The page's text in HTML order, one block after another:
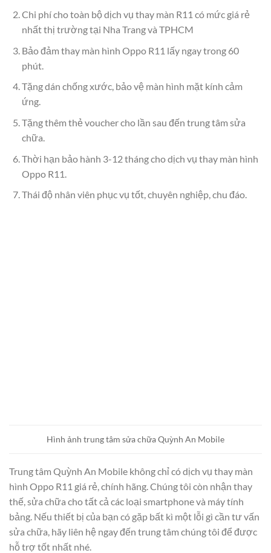
Chi phí cho toàn bộ dịch vụ thay màn R11 có mức giá rẻ
nhất thị trường tại Nha Trang và TPHCM
Bảo đảm thay màn hình Oppo R11 lấy ngay trong 60
phút.
Tặng dán chống xước, bảo vệ màn hình mặt kính cảm
ứng.
Tặng thêm thẻ voucher cho lần sau đến trung tâm sửa
chữa.
Thời hạn bảo hành 3-12 tháng cho dịch vụ thay màn hình
Oppo R11.
Thái độ nhân viên phục vụ tốt, chuyên nghiệp, chu đáo.
Hình ảnh trung tâm sửa chữa Quỳnh An Mobile
Trung tâm Quỳnh An Mobile không chỉ có dịch vụ thay màn
hình Oppo R11 giá rẻ, chính hãng. Chúng tôi còn nhận thay
thế, sửa chữa cho tất cả các loại smartphone và máy tính
bảng. Nếu thiết bị của bạn có gặp bất kì một lỗi gì cần tư vấn
sửa chữa, hãy liên hệ ngay đến trung tâm chúng tôi để được
hỗ trợ tốt nhất nhé.